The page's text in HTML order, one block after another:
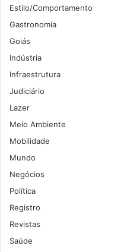
Estilo/Comportamento
Gastronomia
Goiás
Indústria
Infraestrutura
Judiciário
Lazer
Meio Ambiente
Mobilidade
Mundo
Negócios
Política
Registro
Revistas
Saúde